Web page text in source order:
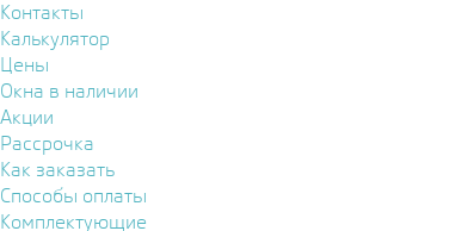
Контакты
Калькулятор
Цены
Окна в наличии
Акции
Рассрочка
Как заказать
Способы оплаты
Комплектующие